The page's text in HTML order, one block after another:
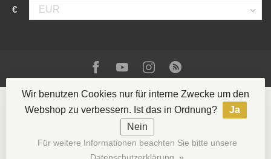
€
© Copyright 2026 La Casa del Tabaco- Powered by
Lightspeed- Theme byDyvelopment
Wir benutzen Cookies nur für interne Zwecke um den
Webshop zu verbessern. Ist das in Ordnung?
Ja
Nein
Für weitere Informationen beachten Sie bitte unsere